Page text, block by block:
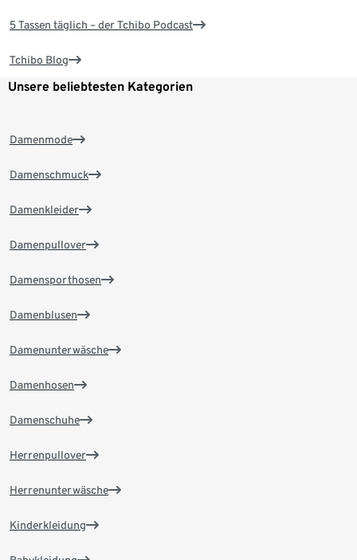
5 Tassen täglich – der Tchibo Podcast
Tchibo Blog
Unsere beliebtesten Kategorien
Damenmode
Damenschmuck
Damenkleider
Damenpullover
Damensporthosen
Damenblusen
Damenunterwäsche
Damenhosen
Damenschuhe
Herrenpullover
Herrenunterwäsche
Kinderkleidung